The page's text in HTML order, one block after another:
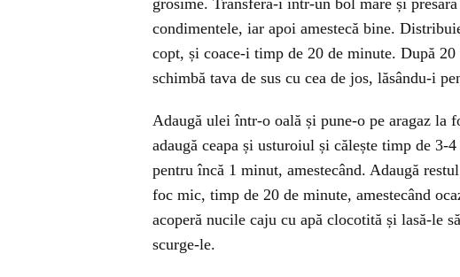
grosime. Transferă-i într-un bol mare și
condimentele, iar apoi amestecă bine.
copt, și coace-i timp de 20 de minute. După
schimbă tava de sus cu cea de jos, lăsându-i
Adaugă ulei într-o oală și pune-o pe aragaz la
adaugă ceapa și usturoiul și călește timp de 3-
pentru încă 1 minut, amestecând. Adaugă
foc mic, timp de 20 de minute, amestecând
acoperă nucile caju cu apă clocotită și lasă-le
scurge-le.